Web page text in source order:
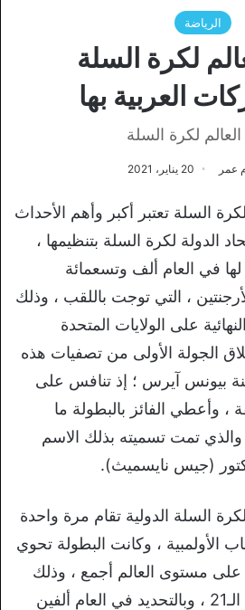
الرياضة
لكرة السلة
العربية بها
لكرة السلة
عمر 20 يناير، 2021
السلة تعتبر أكبر وأهم الأحداث
الدولة لكرة السلة بتنظيمها ،
في العام ألف وتسعمائة
، التي توجت باللقب ، وذلك
على الولايات المتحدة
الجولة الأولى من تصفيات هذه
بيونس آيرس ؛ إذ تنافس على
مختلفة ، وأعطي الفائز بالبطولة ما
تمت تسميته بذلك الاسم
(جيس نايسميث).
السلة الدولية تقام مرة واحدة
الأولمبية ، وكانت البطولة تحوي
على مستوى العالم أجمع ، وذلك
كان حتى بدايات القرن الـ21 ، وبالتحديد في العام ألفين